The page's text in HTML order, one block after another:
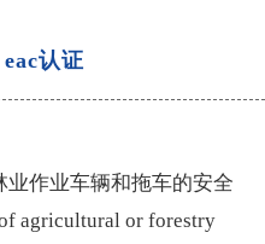
认证
业作业车辆和拖车的安全
agricultural or forestry